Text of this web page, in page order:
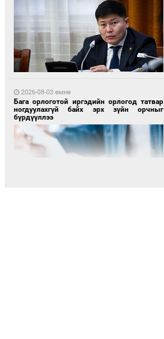
12 цагийн өмнө өмнө
Бороо орохгүй, өдөртөө 28-30 хэм дулаан
байна
1 өдрийн өмнө өмнө
2026-08-03 өмнө
Бага орлоготой иргэдийн орлогод татвар
ногдуулахгүй байх эрх зүйн орчныг
бүрдүүллээ